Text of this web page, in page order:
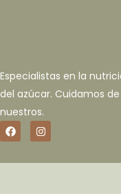
Especialistas en la
del azúcar. Cuidamos
nuestros.